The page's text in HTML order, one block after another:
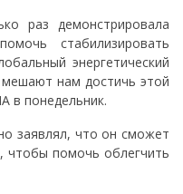
раз демонстрировала
стабилизировать
энергетический
нам достичь этой
в понедельник.
заявлял, что он сможет
чтобы помочь облегчить